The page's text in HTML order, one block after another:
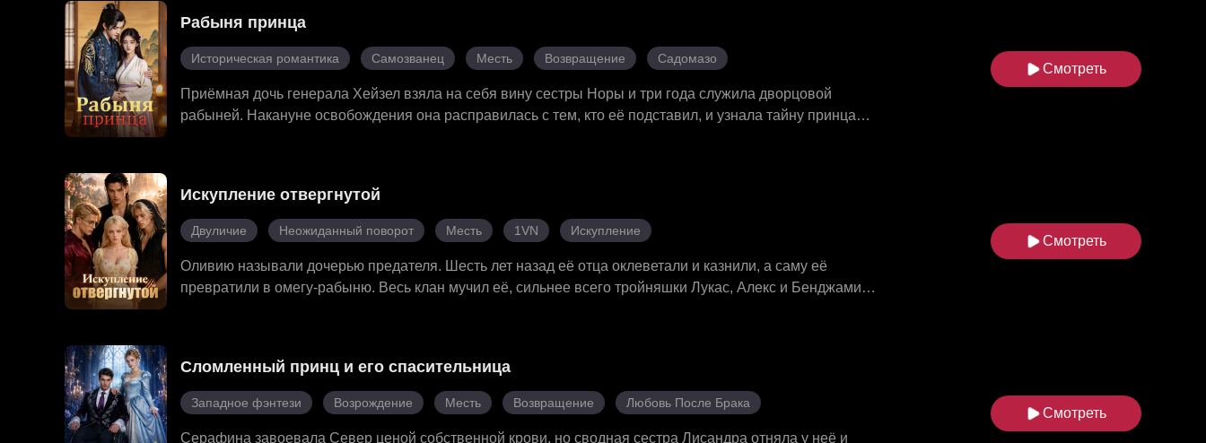
семья обрела счастье.
Рабыня принца
Историческая романтика Самозванец Месть Возвращение Садомазо
Приёмная дочь генерала Хейзел взяла на себя вину сестры Норы и три года служила дворцовой
рабыней. Накануне освобождения она расправилась с тем, кто её подставил, и узнала тайну принца
рождением, и полюбила Мэтью. Вместе они свергли главного заговорщика и обрели долгожданное
счастье.
Смотреть
Искупление отвергнутой
Двуличие Неожиданный поворот Месть 1VN Искупление
Оливию называли дочерью предателя. Шесть лет назад её отца оклеветали и казнили, а саму её
превратили в омегу-рабыню. Весь клан мучил её, сильнее всего тройняшки Лукас, Алекс и Бенджамин.
поддаться ненависти или прийти на помощь.
Смотреть
Сломленный принц и его спасительница
Западное фэнтези Возрождение Месть Возвращение Любовь После Брака
Серафина завоевала Север ценой собственной крови, но сводная сестра Лисандра отняла у неё и
Смотреть